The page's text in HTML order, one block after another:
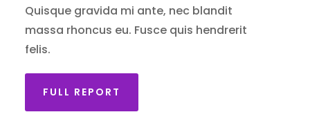
Quisque gravida mi ante, nec blandit
massa rhoncus eu. Fusce quis hendrerit
felis.
FULL REPORT